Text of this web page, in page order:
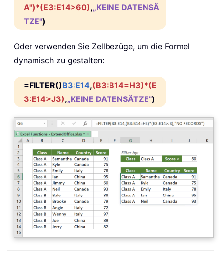
A")*(E3:E14>60),„KEINE DATENSÄ
TZE")
Oder verwenden Sie Zellbezüge, um die Formel
dynamisch zu gestalten:
=FILTER()B3:E14,(B3:B14=H3)*(E
3:E14>J3),„KEINE DATENSÄTZE")